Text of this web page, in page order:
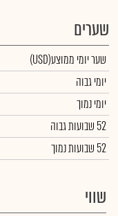
שערים
שער יומי ממוצע(USD)
יומי גבוה
יומי נמוך
52 שבועות גבוה
52 שבועות נמוך
שווי